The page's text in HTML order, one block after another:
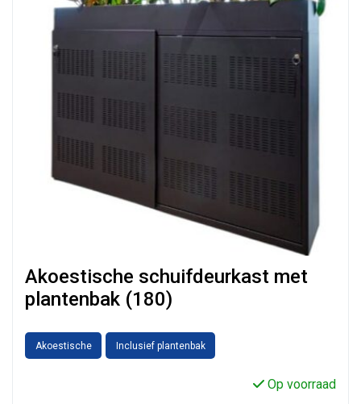
Akoestische schuifdeurkast met
plantenbak (180)
Akoestische Inclusief plantenbak
Op voorraad